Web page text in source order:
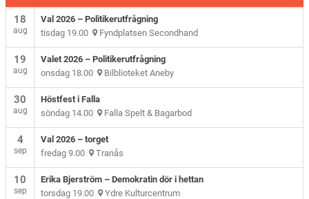
18
aug
Val 2026 – Politikerutfrågning
tisdag 19.00 Fyndplatsen Secondhand
19
aug
Valet 2026 – Politikerutfrågning
onsdag 18.00 Bilblioteket Aneby
30
aug
Höstfest i Falla
söndag 14.00 Falla Spelt & Bagarbod
4
sep
Val 2026 – torget
fredag 9.00 Tranås
10
sep
Erika Bjerström – Demokratin dör i hettan
torsdag 19.00 Ydre Kulturcentrum